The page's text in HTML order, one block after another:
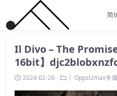
Il Divo – The
16bit】
2024-02-26 〖OppsUmax专属